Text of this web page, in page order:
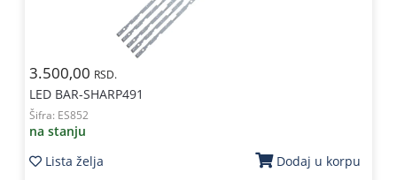
3.500,00 RSD.
LED BAR-SHARP491
Šifra: ES852
na stanju
Lista želja
Dodaj u korpu